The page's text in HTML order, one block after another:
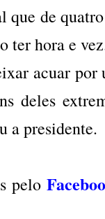
que de
ter hora e
acuar
deles
a presidente.
pelo